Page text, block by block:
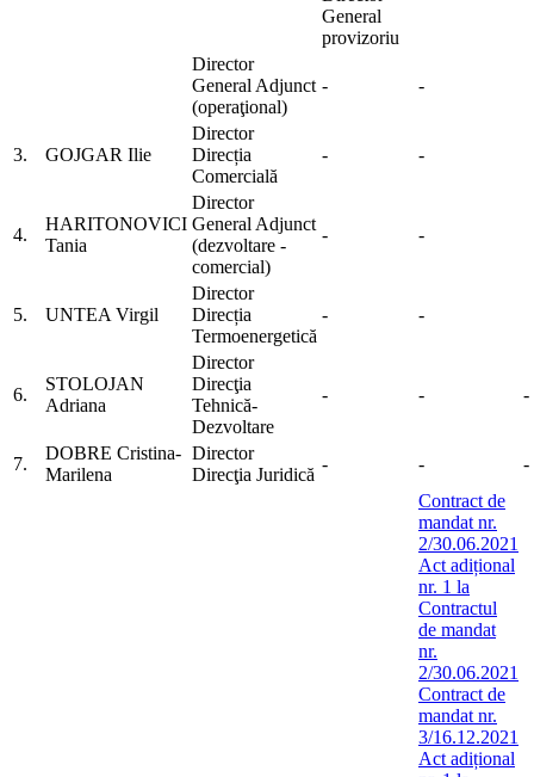
General
provizoriu
Director
General Adjunct
(operaţional)
- -
3. GOJGAR Ilie
Director
Direcția
Comercială
- -
4.
HARITONOVICI
Tania
Director
General Adjunct
(dezvoltare -
comercial)
- -
5. UNTEA Virgil
Director
Direcția
Termoenergetică
- -
6.
STOLOJAN
Adriana
Director
Direcţia
Tehnică-
Dezvoltare
- - -
7.
DOBRE Cristina-
Marilena
Director
Direcţia Juridică
- - -
Contract de
mandat nr.
2/30.06.2021
Act adițional
nr. 1 la
Contractul
de mandat
nr.
2/30.06.2021
Contract de
mandat nr.
3/16.12.2021
Act adițional